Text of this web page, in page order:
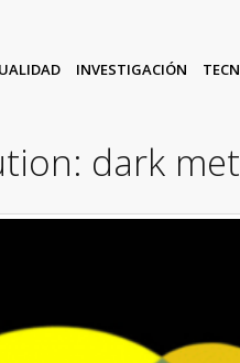
INVESTIGACIÓN
dark